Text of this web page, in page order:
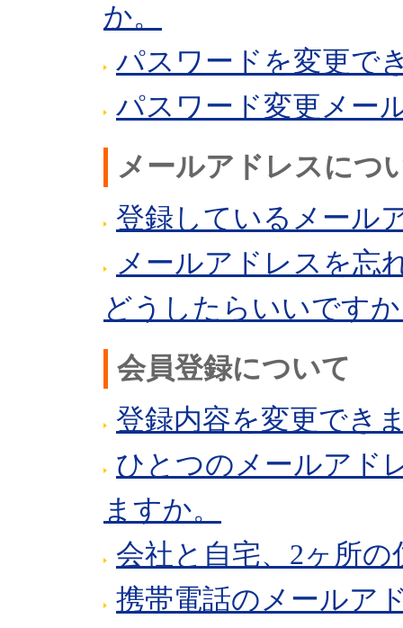
か。
パスワードを変更で
パスワード変更メー
メールアドレスにつ
登録しているメール
メールアドレスを忘
どうしたらいいです
会員登録について
登録内容を変更でき
ひとつのメールアド
ますか。
会社と自宅、2ヶ所
携帯電話のメールア